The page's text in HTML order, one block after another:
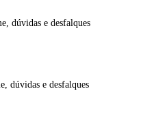
dúvidas e desfalques
dúvidas e desfalques